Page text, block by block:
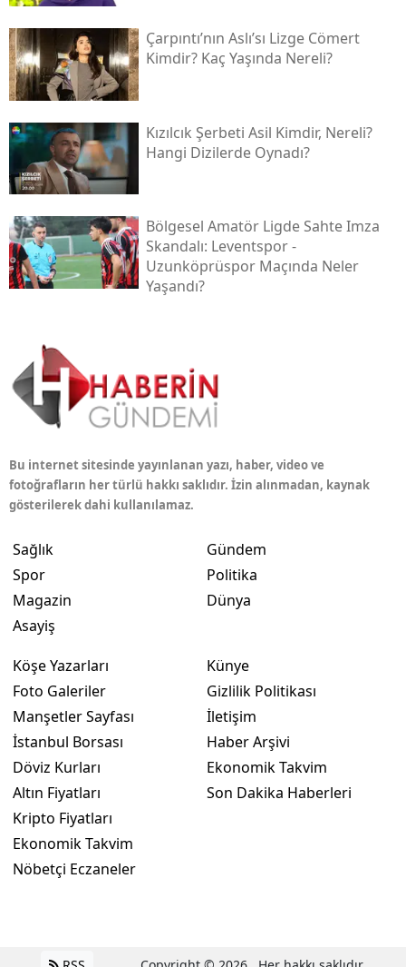
Çarpıntı’nın Aslı’sı Lizge Cömert
Kimdir? Kaç Yaşında Nereli?
Kızılcık Şerbeti Asil Kimdir, Nereli?
Hangi Dizilerde Oynadı?
Bölgesel Amatör Ligde Sahte Imza
Skandalı: Leventspor -
Uzunköprüspor Maçında Neler
Yaşandı?
Bu internet sitesinde yayınlanan yazı, haber, video ve
fotoğrafların her türlü hakkı saklıdır. İzin alınmadan, kaynak
gösterilerek dahi kullanılamaz.
Sağlık
Spor
Magazin
Asayiş
Gündem
Politika
Dünya
Köşe Yazarları
Foto Galeriler
Manşetler Sayfası
İstanbul Borsası
Döviz Kurları
Altın Fiyatları
Kripto Fiyatları
Ekonomik Takvim
Nöbetçi Eczaneler
Künye
Gizlilik Politikası
İletişim
Haber Arşivi
Ekonomik Takvim
Son Dakika Haberleri